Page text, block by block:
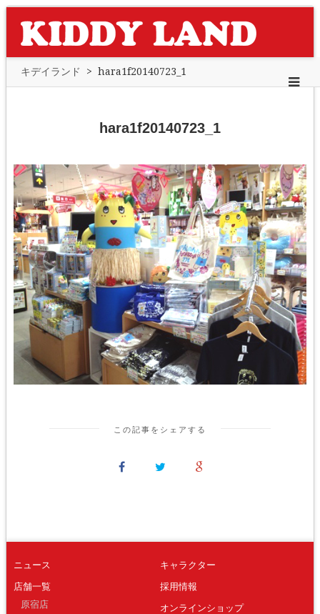
キデイランド > hara1f20140723_1
hara1f20140723_1
この記事をシェアする
ニュース
店舗一覧
原宿店
キャラクター
採用情報
オンラインショップ